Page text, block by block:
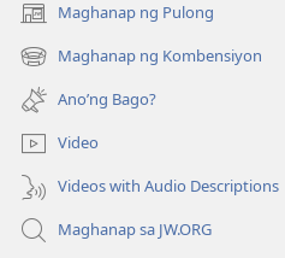
Maghanap ng Pulong
(may
bubukas
na
bagong
window)
Maghanap ng Kombensiyon
(may
bubukas
na
bagong
window)
Ano’ng Bago?
Video
Videos with Audio Descriptions
Maghanap sa JW.ORG